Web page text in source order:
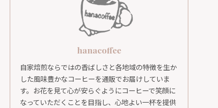
hanacoffee
自家焙煎ならではの香ばしさと各地域の特徴を生か
した風味豊かなコーヒーを通販でお届けしていま
す。お花を見て心が安らぐようにコーヒーで笑顔に
なっていただくことを目指し、心地よい一杯を提供